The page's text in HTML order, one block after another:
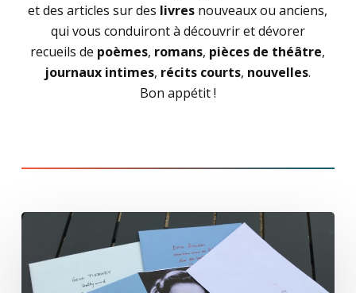
et des articles sur des livres nouveaux ou anciens,
qui vous conduiront à découvrir et dévorer
recueils de poèmes, romans, pièces de théâtre,
journaux intimes, récits courts, nouvelles.
Bon appétit !
A
lettre
(4/12)